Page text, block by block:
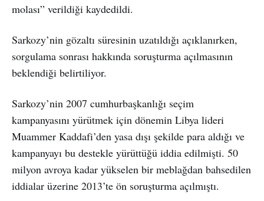
molası” verildiği kaydedildi.
Sarkozy’nin gözaltı süresinin uzatıldığı açıklanırken,
sorgulama sonrası hakkında soruşturma açılmasının
beklendiği belirtiliyor.
Sarkozy’nin 2007 cumhurbaşkanlığı seçim
kampanyasını yürütmek için dönemin Libya lideri
Muammer Kaddafi’den yasa dışı şekilde para aldığı ve
kampanyayı bu destekle yürüttüğü iddia edilmişti. 50
milyon avroya kadar yükselen bir meblağdan bahsedilen
iddialar üzerine 2013’te ön soruşturma açılmıştı.